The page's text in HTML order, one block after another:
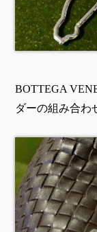
BOTTEGA
ダーの組み合わ